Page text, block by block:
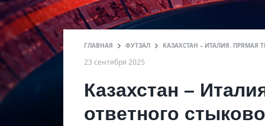
ГЛАВНАЯ ФУТЗАЛ КАЗАХСТАН – ИТАЛИЯ. ПРЯМАЯ
23 сентября 2025
Казахстан –
ответного